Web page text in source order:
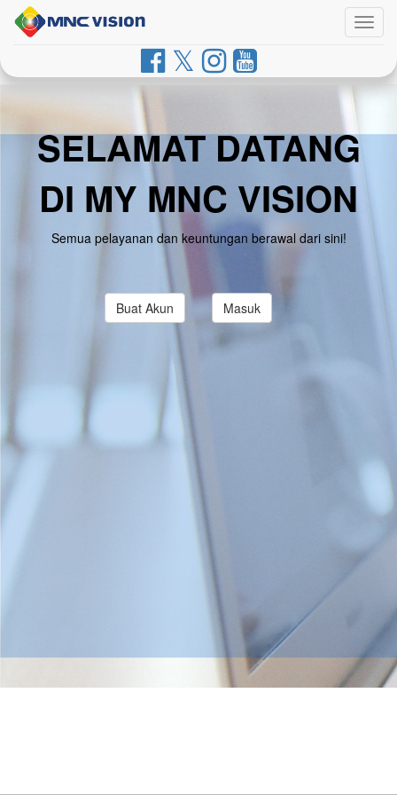
SELAMAT DATANG
DI MY MNC VISION
Semua pelayanan dan keuntungan berawal dari sini!
Buat Akun Masuk